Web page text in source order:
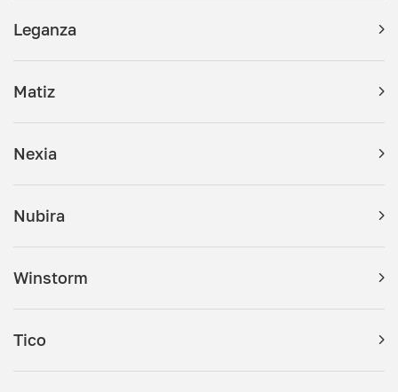
Leganza
Matiz
Nexia
Nubira
Winstorm
Tico